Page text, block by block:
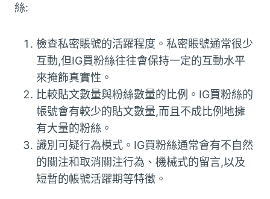
絲:
檢查私密賬號的活躍程度。私密賬號通常很少
互動,但IG買粉絲往往會保持一定的互動水平
來掩飾真實性。
比較貼文數量與粉絲數量的比例。IG買粉絲的
帳號會有較少的貼文數量,而且不成比例地擁
有大量的粉絲。
識別可疑行為模式。IG買粉絲通常會有不自然
的關注和取消關注行為、機械式的留言,以及
短暫的帳號活躍期等特徵。